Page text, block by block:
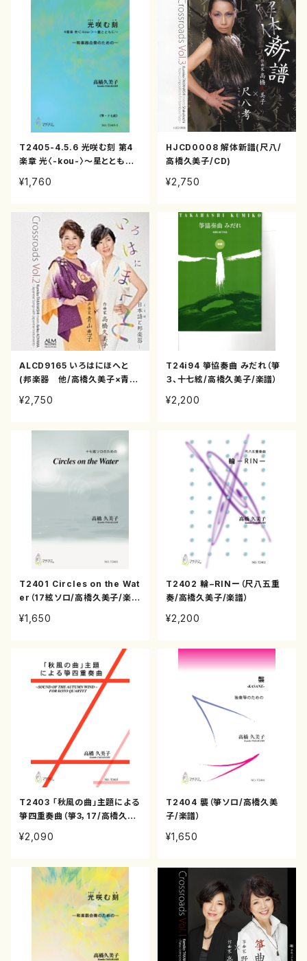
T2405-4.5.6 光咲む刻 第4
楽章 光〈-kou-〉～星とともに
美子/楽譜）
¥1,760
HJCD0008 解体新譜(尺八/
高橋久美子/CD)
¥2,750
ALCD9165 いろはにほへと
(邦楽器 他/高橋久美子×青山
¥2,750
T24i94 箏協奏曲 みだれ（箏
３、十七絃/高橋久美子/楽譜）
¥2,200
T2401 Circles on the Wat
er（17絃ソロ/高橋久美子/楽
¥1,650
T2402 輪−RINー（尺八五重
奏/高橋久美子/楽譜）
¥2,200
T2403 「秋風の曲」主題による
箏四重奏曲（箏3，17/高橋久美
¥2,090
T2404 襲（箏ソロ/高橋久美
子/楽譜）
¥1,650